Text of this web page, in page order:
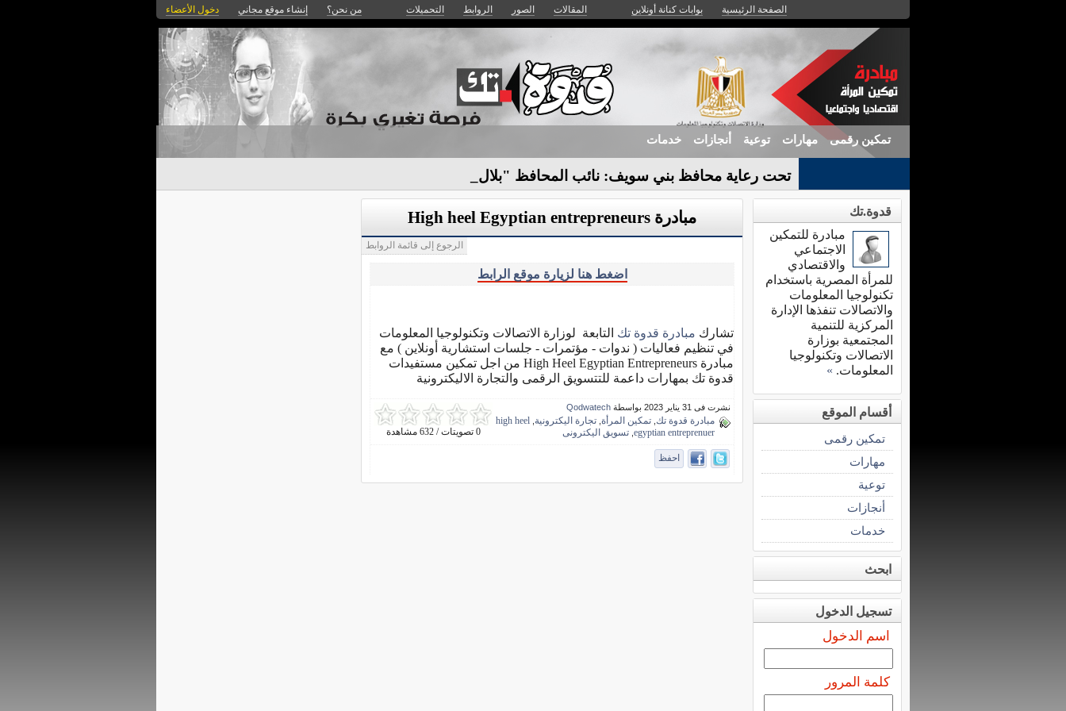
الصفحة الرئيسية بوابات كنانة أونلاين المقالات الصور الروابط التحميلات من نحن؟ إنشاء موقع مجاني دخول الأعضاء
تمكين رقمى مهارات توعية أنجازات خدمات
تحت رعاية محافظ بني سويف: نائب المحافظ "بلال حبش"-
مبادرة High heel Egyptian entrepreneurs
الرجوع إلى قائمة الروابط
اضغط هنا لزيارة موقع الرابط
تشارك مبادرة قدوة تك التابعة لوزارة الاتصالات وتكنولوجيا المعلومات
في تنظيم فعاليات ( ندوات - مؤتمرات - جلسات استشارية أونلاين ) مع
مبادرة High Heel Egyptian Entrepreneurs من اجل تمكين مستفيدات
قدوة تك بمهارات داعمة للتتسويق الرقمى والتجارة الاليكترونية
0 تصويتات / 632 مشاهدة
نشرت فى 31 يناير 2023 بواسطة Qodwatech
مبادرة قدوة تك تمكين المرأة تجارة اليكترونية high heel
egyptian entreprenuer تسويق اليكترونى
احفظ
قدوة.تك
مبادرة للتمكين
الاجتماعي
والاقتصادي
للمرأة المصرية باستخدام
تكنولوجيا المعلومات
والاتصالات تنفذها الإدارة
المركزية للتنمية
المجتمعية بوزارة
الاتصالات وتكنولوجيا
المعلومات. »
أقسام الموقع
تمكين رقمى
مهارات
توعية
أنجازات
خدمات
ابحث
تسجيل الدخول
اسم الدخول
كلمة المرور